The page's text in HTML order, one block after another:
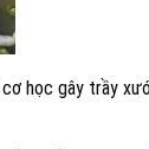
học gây trầy